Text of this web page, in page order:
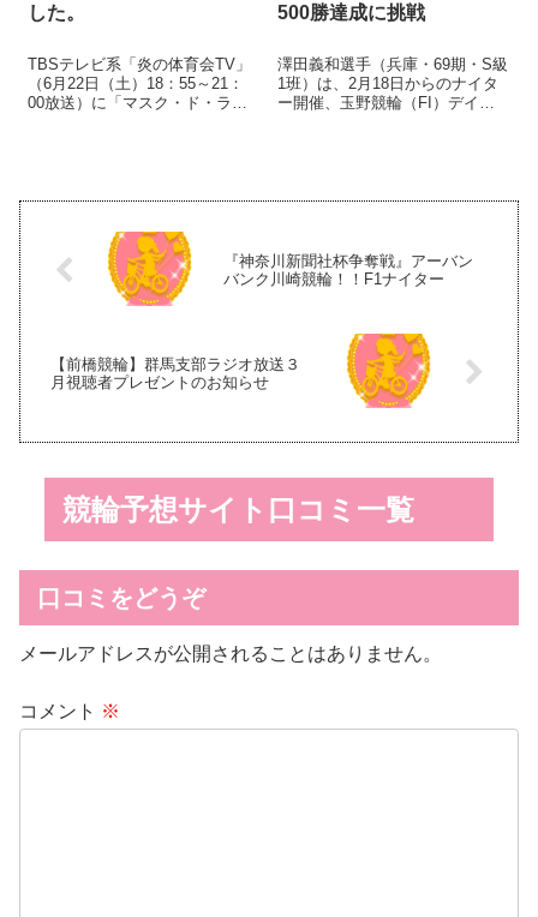
した。
TBSテレビ系「炎の体育会TV」
（6月22日（土）18：55～21：
00放送）に「マスク・ド・ライ
選手の走りをぜひご覧くださ...
500勝達成に挑戦
澤田義和選手（兵庫・69期・S級
1班）は、2月18日からのナイタ
ー開催、玉野競輪（FI）デイリ
目のベテランです。...
『神奈川新聞社杯争奪戦』アーバン
バンク川崎競輪！！F1ナイター
【前橋競輪】群馬支部ラジオ放送３
月視聴者プレゼントのお知らせ
競輪予想サイト口コミ一覧
口コミをどうぞ
メールアドレスが公開されることはありません。
コメント ※